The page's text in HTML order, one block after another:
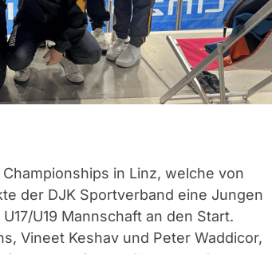
in Linz, welche von
der DJK Sportverband eine Jungen
U19 Mannschaft an den Start.
Vineet Keshav und Peter Waddicor,